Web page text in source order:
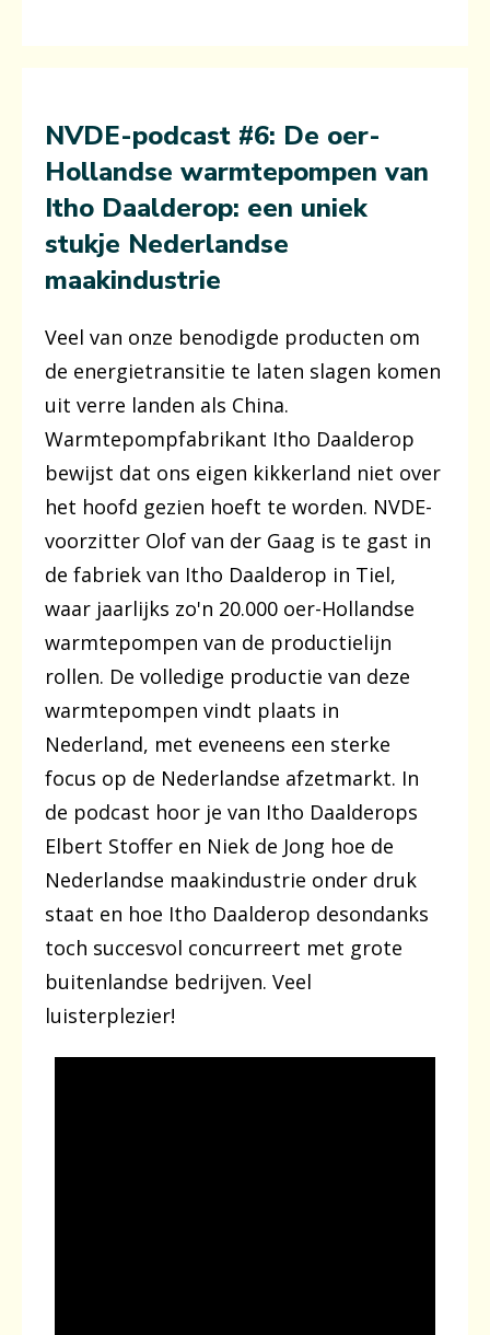
NVDE-podcast #6: De oer-
Hollandse warmtepompen van
Itho Daalderop: een uniek
stukje Nederlandse
maakindustrie
Veel van onze benodigde producten om
de energietransitie te laten slagen komen
uit verre landen als China.
Warmtepompfabrikant Itho Daalderop
bewijst dat ons eigen kikkerland niet over
het hoofd gezien hoeft te worden. NVDE-
voorzitter Olof van der Gaag is te gast in
de fabriek van Itho Daalderop in Tiel,
waar jaarlijks zo'n 20.000 oer-Hollandse
warmtepompen van de productielijn
rollen. De volledige productie van deze
warmtepompen vindt plaats in
Nederland, met eveneens een sterke
focus op de Nederlandse afzetmarkt. In
de podcast hoor je van Itho Daalderops
Elbert Stoffer en Niek de Jong hoe de
Nederlandse maakindustrie onder druk
staat en hoe Itho Daalderop desondanks
toch succesvol concurreert met grote
buitenlandse bedrijven. Veel
luisterplezier!